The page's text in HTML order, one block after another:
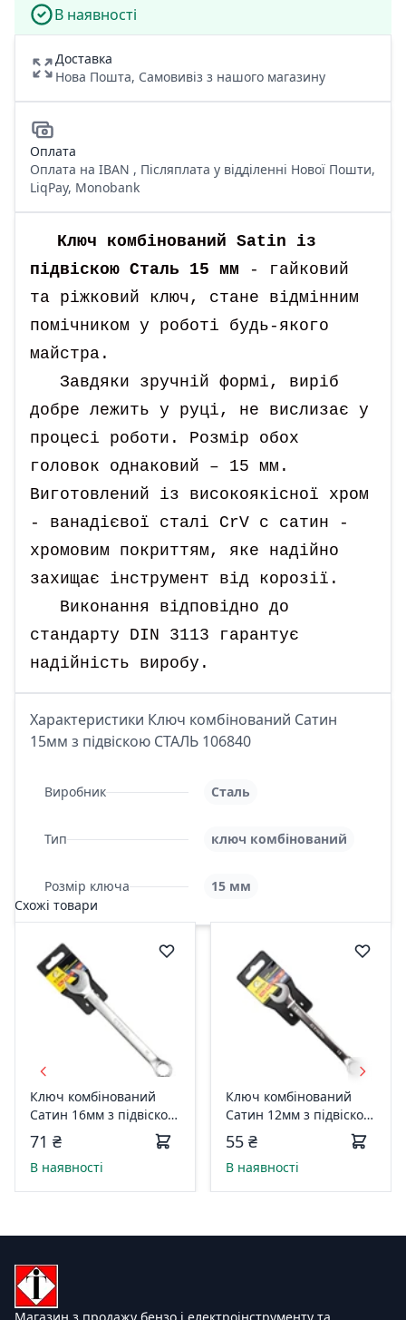
В наявності
Доставка
Нова Пошта, Самовивіз з нашого магазину
Оплата
Оплата на IBAN , Післяплата у відділенні Нової Пошти,
LiqPay, Monobank
Ключ комбінований Satin із
підвіскою Сталь 15 мм
- гайковий
та ріжковий ключ, стане відмінним
помічником у роботі будь-якого
майстра.
Завдяки зручній формі, виріб
добре лежить у руці, не вислизає у
процесі роботи. Розмір обох
головок однаковий – 15 мм.
Виготовлений із високоякісної хром
- ванадієвої сталі CrV с сатин -
хромовим покриттям, яке надійно
захищає інструмент від корозії.
Виконання відповідно до
стандарту DIN 3113 гарантує
надійність виробу.
Характеристики Ключ комбiнований Сатин
15мм з підвіскою СТАЛЬ 106840
Виробник Сталь
Тип ключ комбінований
Розмір ключа
15 мм
Схожі товари
Ключ комбiнований
Сатин 16мм з підвіскою
СТАЛЬ 106841
71 ₴
В наявності
Ключ комбiнований
Сатин 12мм з підвіскою
СТАЛЬ 106837
55 ₴
В наявності